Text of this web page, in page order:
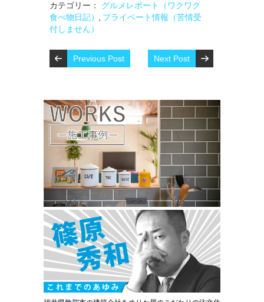
カテゴリー： グルメレポート（ワクワク
食べ物日記） , プライベート情報（苦情受
付しません）
Previous Post Next Post